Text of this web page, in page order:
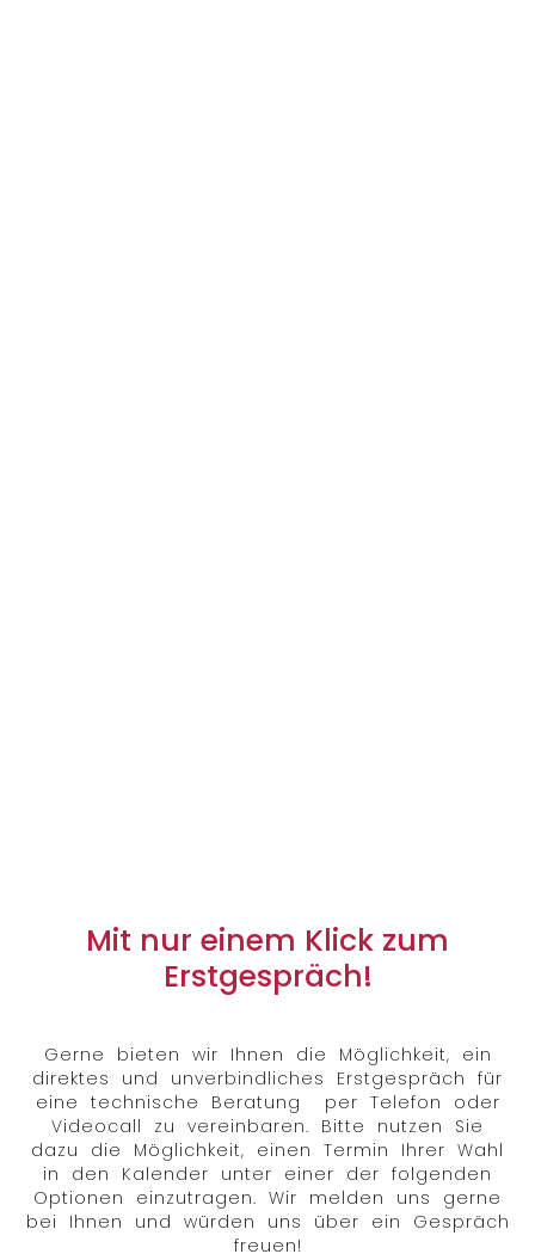
Mit nur einem Klick zum
Erstgespräch!
Gerne bieten wir Ihnen die Möglichkeit, ein
direktes und unverbindliches Erstgespräch für
eine technische Beratung per Telefon oder
Videocall zu vereinbaren. Bitte nutzen Sie
dazu die Möglichkeit, einen Termin Ihrer Wahl
in den Kalender unter einer der folgenden
Optionen einzutragen. Wir melden uns gerne
bei Ihnen und würden uns über ein Gespräch
freuen!